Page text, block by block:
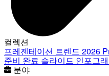
컬렉션
프레젠테이션 트렌드 2026
준비 완료 슬라이드 인포그
분야